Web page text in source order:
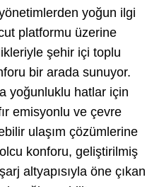
yoğun ilgi
platformu üzerine
şehir içi toplu
bir arada sunuyor.
yoğunluklu hatlar için
emisyonlu ve çevre
ulaşım çözümlerine
konforu, geliştirilmiş
altyapısıyla öne çıkan